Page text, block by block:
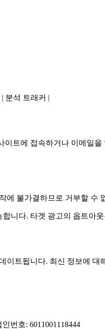
| 분석 트래커 |
트에 접속하거나 이메일
불가결하므로 거부할 수
니다. 타겟 광고의 옵트아웃
트됩니다. 최신 정보에
번호: 6011001118444